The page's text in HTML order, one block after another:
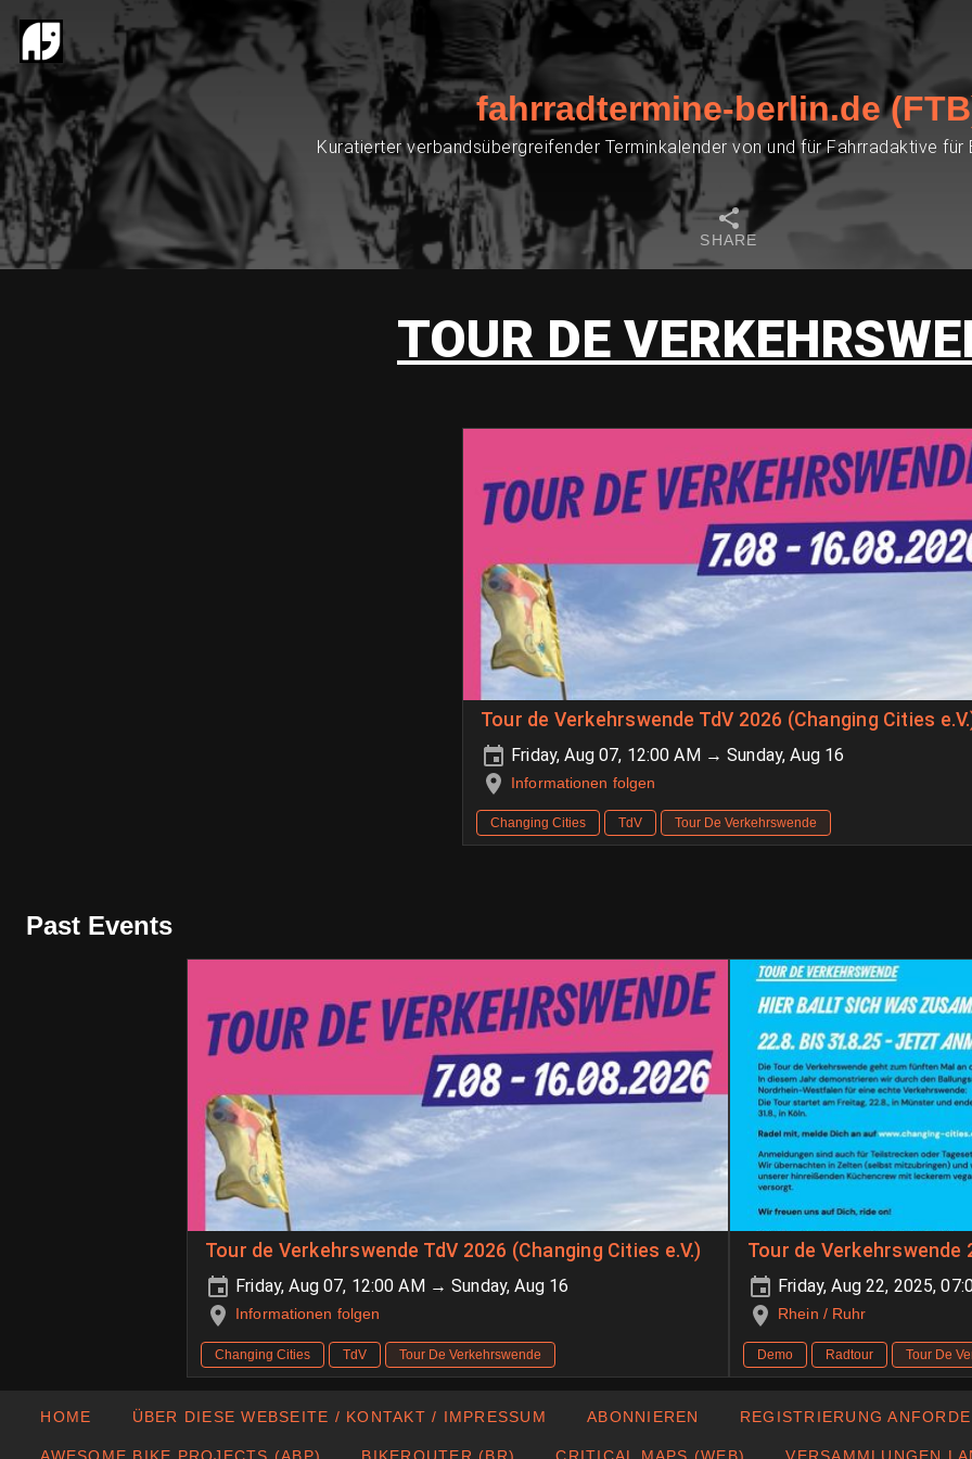
fahrradtermine-berlin.de
Kuratierter verbandsübergreifender Terminkalender von und für Fahrradaktive für
SHARE
TOUR DE
Tour de Verkehrswende TdV 2026 (Changing Cities
Friday, Aug 07, 12:00 AM → Sunday, Aug 16
Informationen folgen
Changing Cities TdV Tour De Verkehrswende
Past Events
Tour de Verkehrswende TdV 2026 (Changing Cities e.V.)
Friday, Aug 07, 12:00 AM → Sunday, Aug 16
Informationen folgen
Changing Cities TdV Tour De Verkehrswende
Tour de Verkehrswende
Friday, Aug 22, 2025,
Rhein / Ruhr
Demo Radtour Tour De
HOME ÜBER DIESE WEBSEITE / KONTAKT / IMPRESSUM ABONNIEREN REGISTRIERUNG